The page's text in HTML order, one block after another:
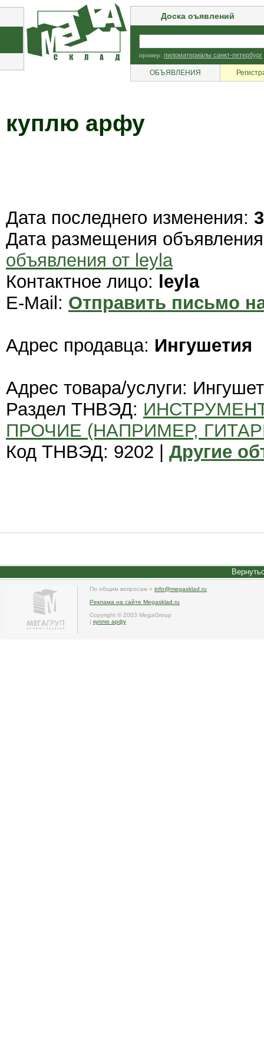
Доска оъявлений
пример: пиломатериалы санкт-петербург
ОБЪЯВЛЕНИЯ
куплю арфу
Дата последнего изменения:
Дата размещения
объявления от leyla
Контактное лицо:
leyla
E-Mail: Отправить письмо
Адрес продавца: Ингушетия
Адрес товара/услуги:
Раздел ТНВЭД:
ПРОЧИЕ (НАПРИМЕР,
Код ТНВЭД: 9202 | Другие
По общим вопросам » info@megasklad.ru
Реклама на сайте Megasklad.ru
Copyright © 2003 MegaGroup
| куплю арфу